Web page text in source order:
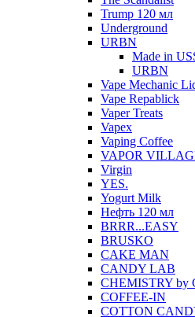
Trump 120 мл
Underground
URBN
Made in
URBN
Vape Mechanic
Vape Repablick
Vaper Treats
Vapex
Vaping Coffee
VAPOR
Virgin
YES.
Yogurt Milk
Нефть 120 мл
BRRR...EASY
BRUSKO
CAKE MAN
CANDY LAB
CHEMISTRY by
COFFEE-IN
COTTON